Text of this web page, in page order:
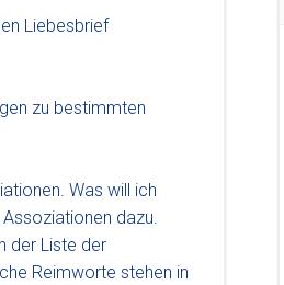
Liebesbrief
zu bestimmten
Was will ich
dazu.
der Liste der
Reimworte stehen in